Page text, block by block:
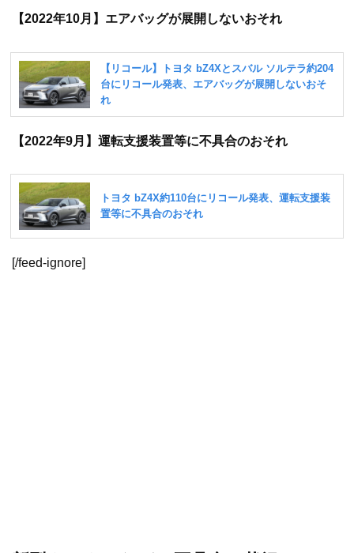
【2022年10月】エアバッグが展開しないおそれ
【2022年9月】運転支援装置等に不具合のおそれ
[/feed-ignore]